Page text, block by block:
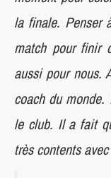
la finale. Penser
match pour finir
aussi pour nous.
coach du
le club. Il a fait
très contents